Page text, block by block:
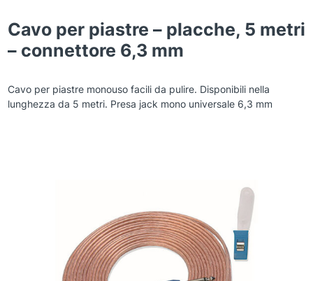
Cavo per piastre – placche, 5 metri
– connettore 6,3 mm
Cavo per piastre monouso facili da pulire. Disponibili nella
lunghezza da 5 metri. Presa jack mono universale 6,3 mm